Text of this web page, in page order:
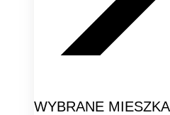
WYBRANE